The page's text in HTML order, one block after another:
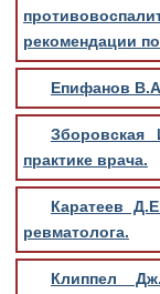
рекомендации
Епифанов
Зборовская
практике врача.
Каратеев
ревматолога.
Клиппел